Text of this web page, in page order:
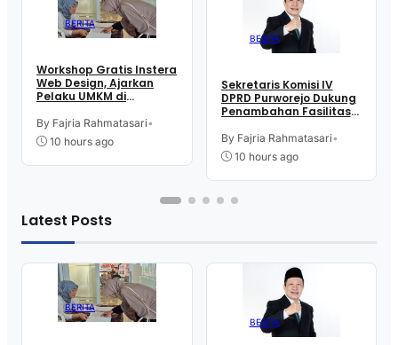
BERITA
Workshop Gratis Instera
Web Design, Ajarkan
Pelaku UMKM di
Teknologi Digital buat
Jualan
By Fajria Rahmatasari•
10 hours ago
BERITA
Sekretaris Komisi IV
DPRD Purworejo Dukung
Penambahan Fasilitas
Tjitrowardojo
By Fajria Rahmatasari•
10 hours ago
Latest Posts
BERITA
BERITA